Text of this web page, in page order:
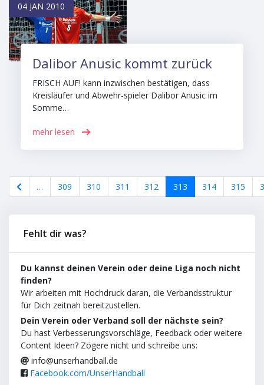
04 JAN 2010
Dalibor Anusic kommt zurück
FRISCH AUF! kann inzwischen bestätigen, dass
Kreisläufer und Abwehr-spieler Dalibor Anusic im
Somme…
mehr lesen
… 309 310 311 312 313 314 315
Fehlt dir was?
Du kannst deinen Verein oder deine Liga noch nicht
finden?
Wir arbeiten mit Hochdruck daran, die Verbandsstruktur
für Dich zeitnah bereitzustellen.
Dein Verein oder Verband soll der nächste sein?
Du hast Verbesserungsvorschläge, Feedback oder weitere
Content Ideen? Zögere nicht und schreibe uns:
info@unserhandball.de
Facebook.com/UnserHandball